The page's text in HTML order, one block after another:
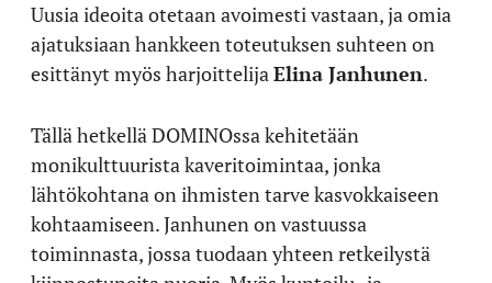
Uusia ideoita otetaan avoimesti vastaan, ja omia
ajatuksiaan hankkeen toteutuksen suhteen on
esittänyt myös harjoittelijaElina Janhunen.
Tällä hetkellä DOMINOssa kehitetään
monikulttuurista kaveritoimintaa, jonka
lähtökohtana on ihmisten tarve kasvokkaiseen
kohtaamiseen. Janhunen on vastuussa
toiminnasta, jossa tuodaan yhteen retkeilystä